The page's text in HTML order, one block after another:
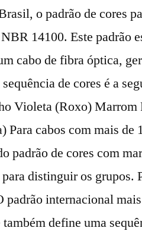
o padrão de cores
14100. Este padrão
cabo de fibra óptica,
de cores é a
Violeta (Roxo) Marrom
Para cabos com mais de
padrão de cores com
distinguir os grupos.
internacional
define uma